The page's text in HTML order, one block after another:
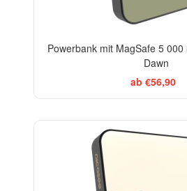
Powerbank mit MagSafe 5
Dawn
ab €56,90